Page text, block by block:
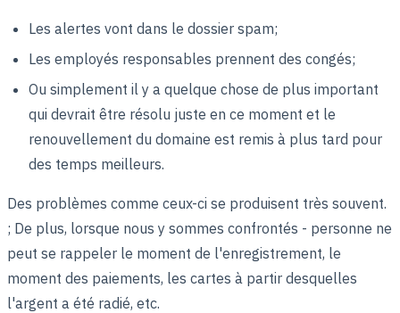
Les alertes vont dans le dossier spam;
Les employés responsables prennent des congés;
Ou simplement il y a quelque chose de plus important
qui devrait être résolu juste en ce moment et le
renouvellement du domaine est remis à plus tard pour
des temps meilleurs.
Des problèmes comme ceux-ci se produisent très souvent.
; De plus, lorsque nous y sommes confrontés - personne ne
peut se rappeler le moment de l'enregistrement, le
moment des paiements, les cartes à partir desquelles
l'argent a été radié, etc.